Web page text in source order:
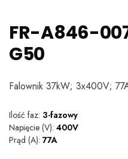
FR-A846-
G50
Falownik 37kW; 3x400V;
Ilość faz: 3-fazowy
Napięcie (V): 400V
Prąd (A): 77A